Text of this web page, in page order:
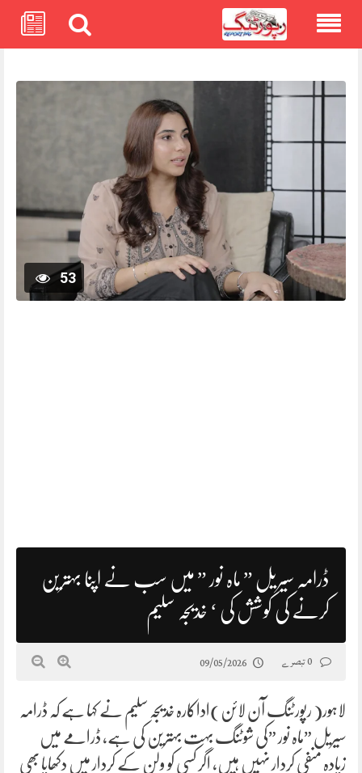
53
ڈرامہ سیریل ” ماہ نور ” میں سب نے اپنا بہترین
کرنے کی کوشش کی ‘ خدیجہ سلیم
09/05/2026
لاہور( رپورٹنگ آن لائن)اداکارہ خدیجہ سلیم نے کہا ہے کہ ڈرامہ
سیریل ”ماہ نور ”کی شوٹنگ بہت بہترین کی ہے، ڈرامے میں
زیادہ منفی کردار نہیں ہیں، اگر کسی کو ولن کے کردار میں دکھایا بھی